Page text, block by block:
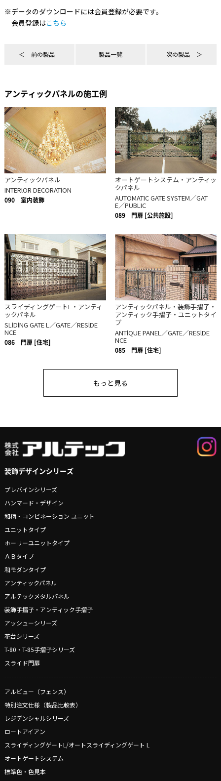
※データのダウンロードには会員登録が必要です。
会員登録はこちら
前の製品 製品一覧 次の製品
アンティックパネルの施工例
アンティックパネル
INTERlOR DECORATlON
090 室内装飾
オートゲートシステム・アンティッ
クパネル
AUTOMATIC GATE SYSTEM／GAT
E／PUBLIC
089 門扉 [公共施設]
スライディングゲートL・アンティ
ックパネル
SLlDlNG GATE L／GATE／RESlDE
NCE
086 門扉 [住宅]
アンティックパネル・装飾手摺子・
アンティック手摺子・ユニットタイ
プ
ANTlQUE PANEL／GATE／RESlDE
NCE
085 門扉 [住宅]
もっと見る
装飾デザインシリーズ
プレバインシリーズ
ハンマード・デザイン
和柄・コンビネーション ユニット
ユニットタイプ
ホーリーユニットタイプ
ＡＢタイプ
和モダンタイプ
アンティックパネル
アルテックメタルパネル
装飾手摺子・アンティック手摺子
アッシューシリーズ
花台シリーズ
T-80・T-85手摺子シリーズ
スライド門扉
アルビュー（フェンス）
特別注文仕様（製品比較表）
レジデンシャルシリーズ
ロートアイアン
スライディングゲートL/オートスライディングゲート L
オートゲートシステム
標準色・色見本